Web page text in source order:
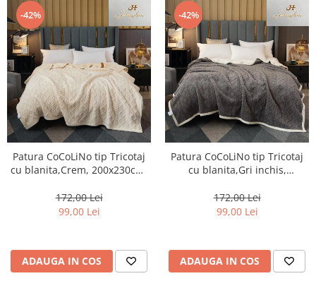
-42%
Patura CoCoLiNo tip Tricotaj
cu blanita,Crem, 200x230cm-
172,00 Lei
99,00 Lei
ADAUGA IN COS
-42%
Patura CoCoLiNo tip Tricotaj
cu blanita,Gri inchis,
172,00 Lei
99,00 Lei
ADAUGA IN COS